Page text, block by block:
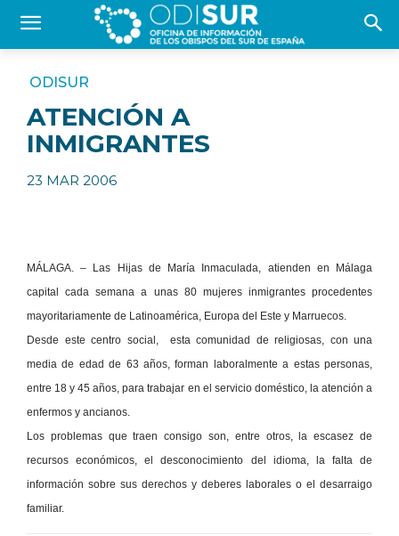
ODISUR
ATENCIÓN A
INMIGRANTES
23 MAR 2006
MÁLAGA. –
Las Hijas de María Inmaculada, atienden en Málaga
capital cada semana a unas 80 mujeres inmigrantes procedentes
mayoritariamente de Latinoamérica, Europa del Este y Marruecos.
Desde este centro social,
esta comunidad de religiosas, con una
media de edad de 63 años, forman laboralmente a estas personas,
entre 18 y 45 años, para trabajar en el servicio doméstico, la atención a
enfermos y ancianos.
Los problemas que traen consigo son, entre otros, la escasez de
recursos económicos, el desconocimiento del idioma, la falta de
información sobre sus derechos y deberes laborales o el desarraigo
familiar.